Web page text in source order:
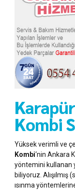
Kombi
Yüksek verimli ve
Kombi‘nin Ankara
yöntemini kullanan
biliyoruz. Alışılmış
ısınma